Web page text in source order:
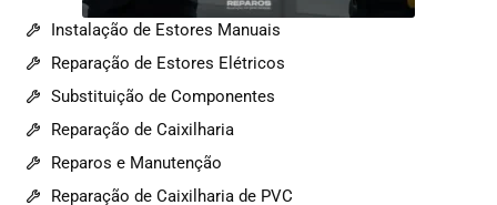
Instalação de Estores Manuais
Reparação de Estores Elétricos
Substituição de Componentes
Reparação de Caixilharia
Reparos e Manutenção
Reparação de Caixilharia de PVC